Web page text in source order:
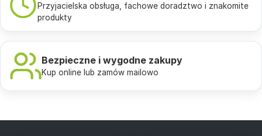
Przyjacielska obsługa, fachowe doradztwo i znakomite
produkty
Bezpieczne i wygodne zakupy
Kup online lub zamów mailowo